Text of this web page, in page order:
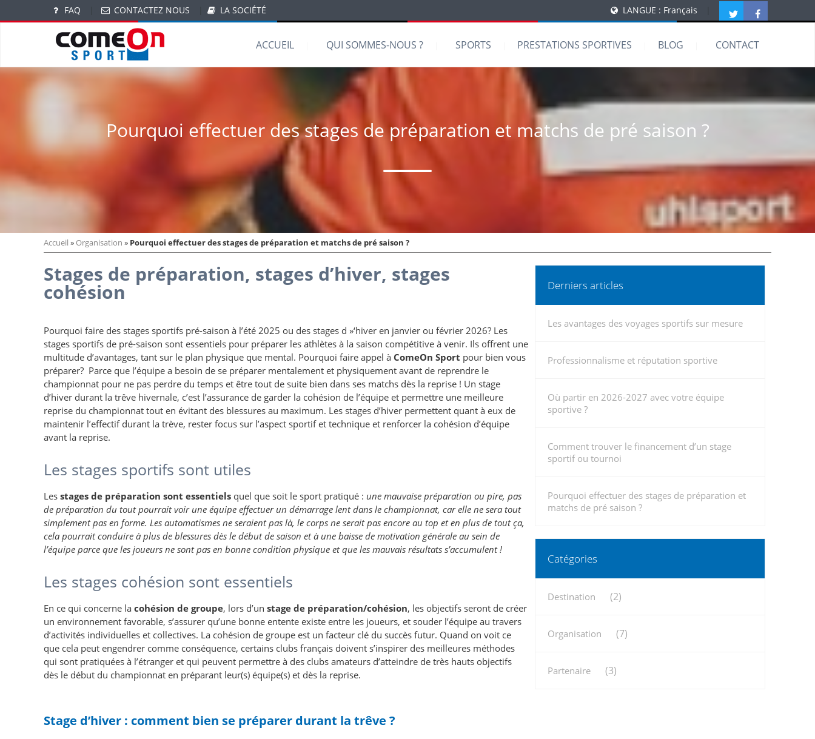
FAQ CONTACTEZ NOUS LA SOCIÉTÉ LANGUE : Français
ACCUEIL QUI SOMMES-NOUS ? SPORTS PRESTATIONS SPORTIVES BLOG CONTACT
Pourquoi effectuer des stages de préparation et matchs de pré saison ?
Accueil » Organisation » Pourquoi effectuer des stages de préparation et matchs de pré saison ?
Stages de préparation, stages d’hiver, stages
cohésion
Pourquoi faire des stages sportifs pré-saison à l’été 2025 ou des stages d »‘hiver en janvier ou février 2026? Les
stages sportifs de pré-saison sont essentiels pour préparer les athlètes à la saison compétitive à venir. Ils offrent une
multitude d’avantages, tant sur le plan physique que mental. Pourquoi faire appel à ComeOn Sport pour bien vous
préparer? Parce que l’équipe a besoin de se préparer mentalement et physiquement avant de reprendre le
championnat pour ne pas perdre du temps et être tout de suite bien dans ses matchs dès la reprise ! Un stage
d’hiver durant la trêve hivernale, c’est l’assurance de garder la cohésion de l’équipe et permettre une meilleure
reprise du championnat tout en évitant des blessures au maximum. Les stages d’hiver permettent quant à eux de
maintenir l’effectif durant la trève, rester focus sur l’aspect sportif et technique et renforcer la cohésion d’équipe
avant la reprise.
Les stages sportifs sont utiles
Les stages de préparation sont essentiels quel que soit le sport pratiqué : une mauvaise préparation ou pire, pas
de préparation du tout pourrait voir une équipe effectuer un démarrage lent dans le championnat, car elle ne sera tout
simplement pas en forme. Les automatismes ne seraient pas là, le corps ne serait pas encore au top et en plus de tout ça,
cela pourrait conduire à plus de blessures dès le début de saison et à une baisse de motivation générale au sein de
l’équipe parce que les joueurs ne sont pas en bonne condition physique et que les mauvais résultats s’accumulent !
Les stages cohésion sont essentiels
En ce qui concerne la cohésion de groupe, lors d’un stage de préparation/cohésion, les objectifs seront de créer
un environnement favorable, s’assurer qu’une bonne entente existe entre les joueurs, et souder l’équipe au travers
d’activités individuelles et collectives. La cohésion de groupe est un facteur clé du succès futur. Quand on voit ce
que cela peut engendrer comme conséquence, certains clubs français doivent s’inspirer des meilleures méthodes
qui sont pratiquées à l’étranger et qui peuvent permettre à des clubs amateurs d’atteindre de très hauts objectifs
dès le début du championnat en préparant leur(s) équipe(s) et dès la reprise.
Stage d’hiver : comment bien se préparer durant la trêve ?
Derniers articles
Les avantages des voyages sportifs sur mesure
Professionnalisme et réputation sportive
Où partir en 2026-2027 avec votre équipe
sportive ?
Comment trouver le financement d’un stage
sportif ou tournoi
Pourquoi effectuer des stages de préparation et
matchs de pré saison ?
Catégories
Destination (2)
Organisation (7)
Partenaire (3)